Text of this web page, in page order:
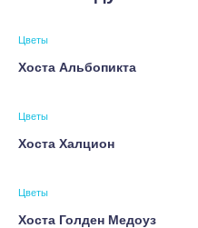
Цветы
Хоста Альбопикта
Цветы
Хоста Халцион
Цветы
Хоста Голден Медоуз